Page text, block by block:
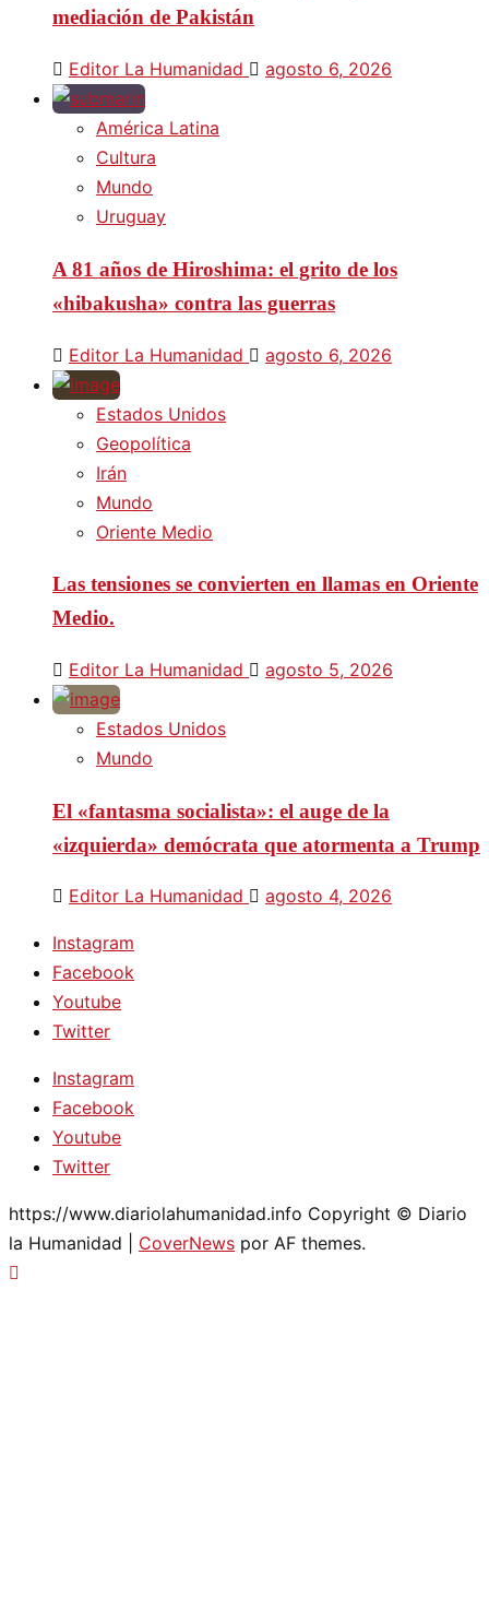
mediación de Pakistán
Editor La Humanidad agosto 6, 2026
América Latina
Cultura
Mundo
Uruguay
A 81 años de Hiroshima: el grito de los
«hibakusha» contra las guerras
Editor La Humanidad agosto 6, 2026
Estados Unidos
Geopolítica
Irán
Mundo
Oriente Medio
Las tensiones se convierten en llamas en Oriente
Medio.
Editor La Humanidad agosto 5, 2026
Estados Unidos
Mundo
El «fantasma socialista»: el auge de la
«izquierda» demócrata que atormenta a Trump
Editor La Humanidad agosto 4, 2026
Instagram
Facebook
Youtube
Twitter
Instagram
Facebook
Youtube
Twitter
https://www.diariolahumanidad.info Copyright © Diario
la Humanidad
CoverNews por AF themes.